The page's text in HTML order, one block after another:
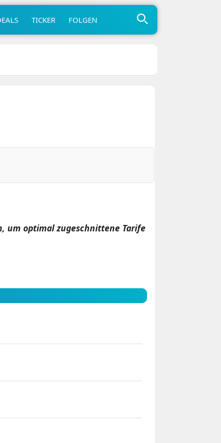
TICKER FOLGEN
um optimal zugeschnittene Tarife